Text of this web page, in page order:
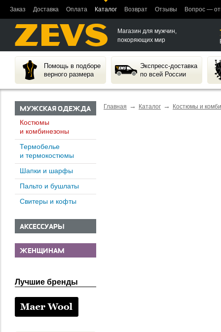
Заказ Доставка Оплата Каталог Возврат Отзывы Вопрос —
Магазин для мужчин,
покоряющих мир
Помощь в подборе
верного размера
Экспресс-доставка
по всей России
МУЖСКАЯ ОДЕЖДА
Костюмы
и комбинезоны
Термобелье
и термокостюмы
Шапки и шарфы
Пальто и бушлаты
Свитеры и кофты
АКСЕССУАРЫ
ЖЕНЩИНАМ
Лучшие бренды
Главная → Каталог → Костюмы и